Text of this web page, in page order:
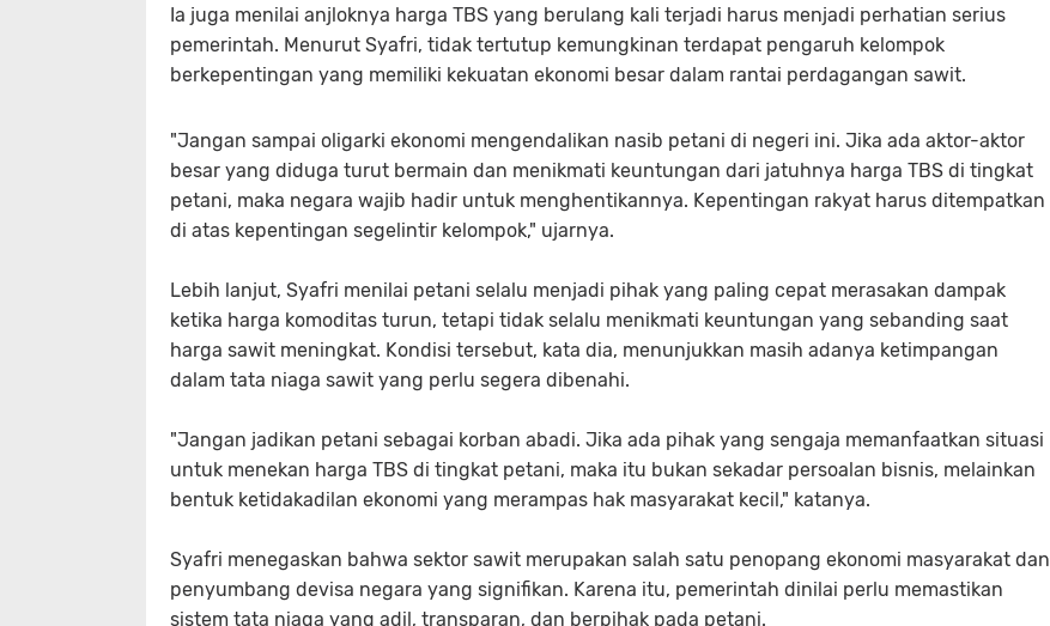
Ia juga menilai anjloknya harga TBS yang berulang kali terjadi harus menjadi perhatian serius
pemerintah. Menurut Syafri, tidak tertutup kemungkinan terdapat pengaruh kelompok
berkepentingan yang memiliki kekuatan ekonomi besar dalam rantai perdagangan sawit.
"Jangan sampai oligarki ekonomi mengendalikan nasib petani di negeri ini. Jika ada aktor-aktor
besar yang diduga turut bermain dan menikmati keuntungan dari jatuhnya harga TBS di tingkat
petani, maka negara wajib hadir untuk menghentikannya. Kepentingan rakyat harus ditempatkan
di atas kepentingan segelintir kelompok," ujarnya.
Lebih lanjut, Syafri menilai petani selalu menjadi pihak yang paling cepat merasakan dampak
ketika harga komoditas turun, tetapi tidak selalu menikmati keuntungan yang sebanding saat
harga sawit meningkat. Kondisi tersebut, kata dia, menunjukkan masih adanya ketimpangan
dalam tata niaga sawit yang perlu segera dibenahi.
"Jangan jadikan petani sebagai korban abadi. Jika ada pihak yang sengaja memanfaatkan situasi
untuk menekan harga TBS di tingkat petani, maka itu bukan sekadar persoalan bisnis, melainkan
bentuk ketidakadilan ekonomi yang merampas hak masyarakat kecil," katanya.
Syafri menegaskan bahwa sektor sawit merupakan salah satu penopang ekonomi masyarakat dan
penyumbang devisa negara yang signifikan. Karena itu, pemerintah dinilai perlu memastikan
sistem tata niaga yang adil, transparan, dan berpihak pada petani.